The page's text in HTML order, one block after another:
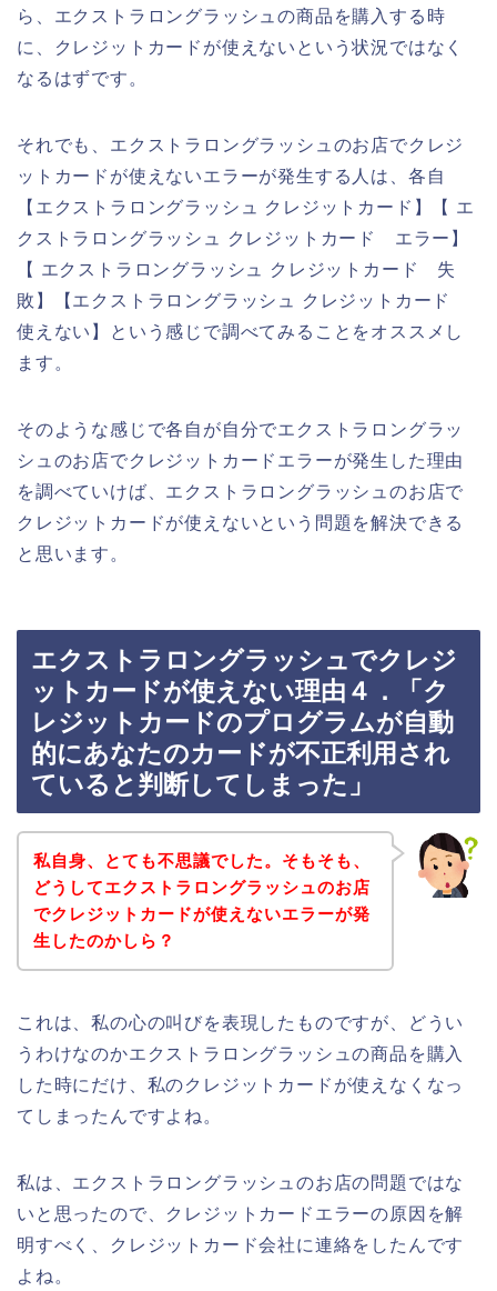
ら、エクストラロングラッシュの商品を購入する時
に、クレジットカードが使えないという状況ではなく
なるはずです。
それでも、エクストラロングラッシュのお店でクレジ
ットカードが使えないエラーが発生する人は、各自
【エクストラロングラッシュ クレジットカード】【 エ
クストラロングラッシュ クレジットカード エラー】
【 エクストラロングラッシュ クレジットカード 失
敗】【エクストラロングラッシュ クレジットカード
使えない】という感じで調べてみることをオススメし
ます。
そのような感じで各自が自分でエクストラロングラッ
シュのお店でクレジットカードエラーが発生した理由
を調べていけば、エクストラロングラッシュのお店で
クレジットカードが使えないという問題を解決できる
と思います。
エクストラロングラッシュでクレジ
ットカードが使えない理由４．「ク
レジットカードのプログラムが自動
的にあなたのカードが不正利用され
ていると判断してしまった」
私自身、とても不思議でした。そもそも、
どうしてエクストラロングラッシュのお店
でクレジットカードが使えないエラーが発
生したのかしら？
これは、私の心の叫びを表現したものですが、どうい
うわけなのかエクストラロングラッシュの商品を購入
した時にだけ、私のクレジットカードが使えなくなっ
てしまったんですよね。
私は、エクストラロングラッシュのお店の問題ではな
いと思ったので、クレジットカードエラーの原因を解
明すべく、クレジットカード会社に連絡をしたんです
よね。